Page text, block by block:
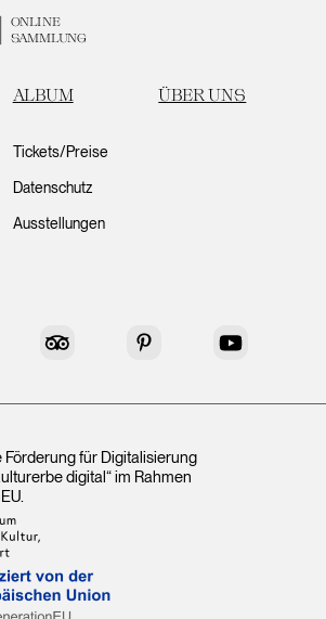
ONLINE
SAMMLUNG
ALBUM ÜBER UNS
Tickets/Preise
Datenschutz
Ausstellungen
Tripadvisor Pinterest YouTube
für Digitalisierung
digital“ im Rahmen
.